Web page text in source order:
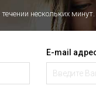
нескольких минут.
E-mail